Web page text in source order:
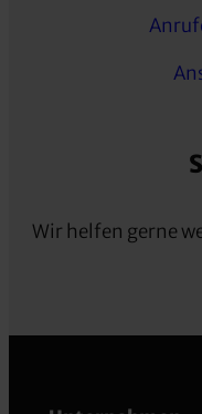
Wir helfen gerne